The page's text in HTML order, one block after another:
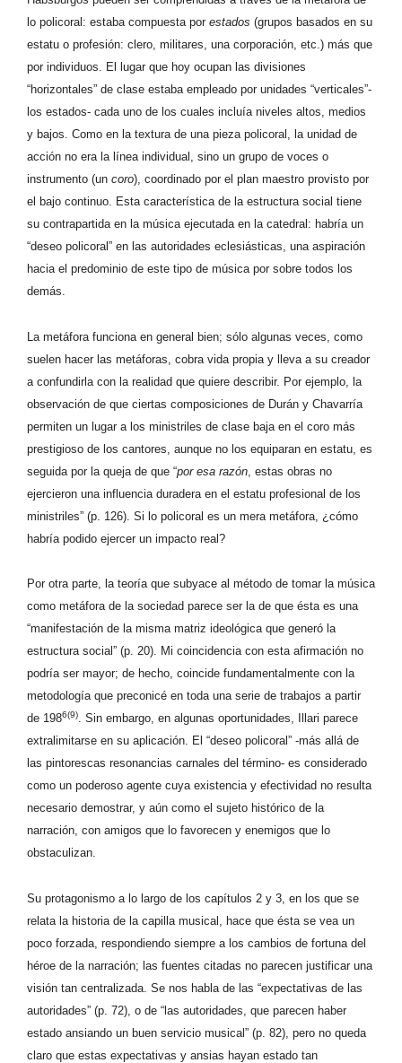
lo policoral: estaba compuesta por estados (grupos basados en su
estatu o profesión: clero, militares, una corporación, etc.) más que
por individuos. El lugar que hoy ocupan las divisiones
“horizontales” de clase estaba empleado por unidades “verticales”-
los estados- cada uno de los cuales incluía niveles altos, medios
y bajos. Como en la textura de una pieza policoral, la unidad de
acción no era la línea individual, sino un grupo de voces o
instrumento (un coro), coordinado por el plan maestro provisto por
el bajo continuo. Esta característica de la estructura social tiene
su contrapartida en la música ejecutada en la catedral: habría un
“deseo policoral” en las autoridades eclesiásticas, una aspiración
hacia el predominio de este tipo de música por sobre todos los
demás.
La metáfora funciona en general bien; sólo algunas veces, como
suelen hacer las metáforas, cobra vida propia y lleva a su creador
a confundirla con la realidad que quiere describir. Por ejemplo, la
observación de que ciertas composiciones de Durán y Chavarría
permiten un lugar a los ministriles de clase baja en el coro más
prestigioso de los cantores, aunque no los equiparan en estatu, es
seguida por la queja de que “por esa razón , estas obras no
ejercieron una influencia duradera en el estatu profesional de los
ministriles” (p. 126). Si lo policoral es un mera metáfora, ¿cómo
habría podido ejercer un impacto real?
Por otra parte, la teoría que subyace al método de tomar la música
como metáfora de la sociedad parece ser la de que ésta es una
“manifestación de la misma matriz ideológica que generó la
estructura social” (p. 20). Mi coincidencia con esta afirmación no
podría ser mayor; de hecho, coincide fundamentalmente con la
metodología que preconicé en toda una serie de trabajos a partir
de 1986(9). Sin embargo, en algunas oportunidades, Illari parece
extralimitarse en su aplicación. El “deseo policoral” -más allá de
las pintorescas resonancias carnales del término- es considerado
como un poderoso agente cuya existencia y efectividad no resulta
necesario demostrar, y aún como el sujeto histórico de la
narración, con amigos que lo favorecen y enemigos que lo
obstaculizan.
Su protagonismo a lo largo de los capítulos 2 y 3, en los que se
relata la historia de la capilla musical, hace que ésta se vea un
poco forzada, respondiendo siempre a los cambios de fortuna del
héroe de la narración; las fuentes citadas no parecen justificar una
visión tan centralizada. Se nos habla de las “expectativas de las
autoridades” (p. 72), o de “las autoridades, que parecen haber
estado ansiando un buen servicio musical” (p. 82), pero no queda
claro que estas expectativas y ansias hayan estado tan